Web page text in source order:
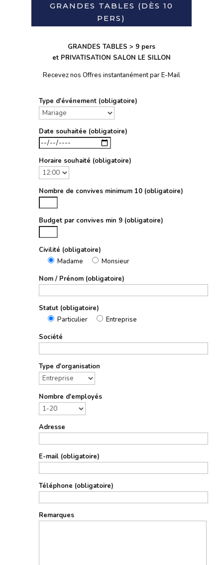
GRANDES TABLES (DÈS 10
PERS)
GRANDES TABLES > 9 pers
et PRIVATISATION SALON LE SILLON
Recevez nos Offres instantanément par E-Mail
Type d'événement (obligatoire)
Date souhaitée (obligatoire)
Horaire souhaité (obligatoire)
Nombre de convives minimum 10 (obligatoire)
Budget par convives min 9 (obligatoire)
Civilité (obligatoire)
Madame
Monsieur
Nom / Prénom (obligatoire)
Statut (obligatoire)
Particulier
Entreprise
Société
Type d'organisation
Nombre d'employés
Adresse
E-mail (obligatoire)
Téléphone (obligatoire)
Remarques